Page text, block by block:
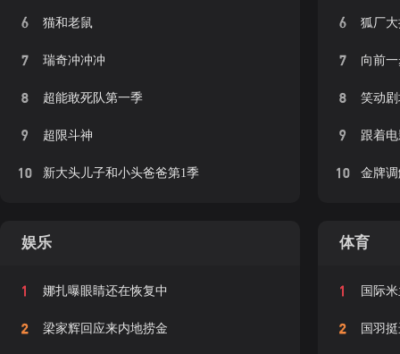
6 猫和老鼠
7 瑞奇冲冲冲
8 超能敢死队第一季
9 超限斗神
10 新大头儿子和小头爸爸第1季
6 狐厂
7 向前
8 笑动
9 跟着
10 金牌
娱乐
1 娜扎曝眼睛还在恢复中
2 梁家辉回应来内地捞金
体育
1 国际
2 国羽